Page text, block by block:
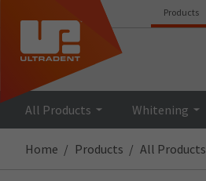
Products
All Products Whitening
Home Products All Products